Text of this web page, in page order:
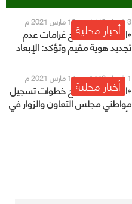
أخبار محلية 3 شعبان 1442 هـ - 16 مارس 2021 م
«الجوازات» توضح غرامات عدم
تجديد هوية مقيم وتؤكد: الإبعاد
أخبار محلية 1 شعبان 1442 هـ - 14 مارس 2021 م
«الجوازات» توضح خطوات تسجيل
مواطني مجلس التعاون والزوار في
«أبشر»